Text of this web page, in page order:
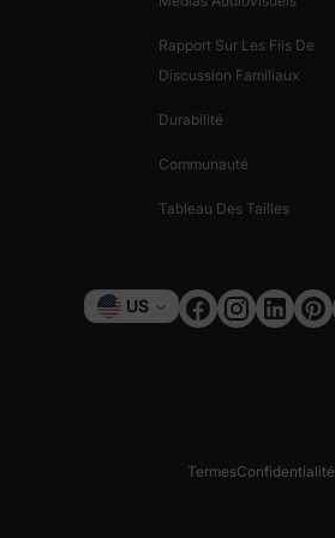
Rapport Sur Les Fils De
Discussion Familiaux
Durabilité
Communauté
Tableau Des Tailles
Monnaie
US
TermesConfidentialité